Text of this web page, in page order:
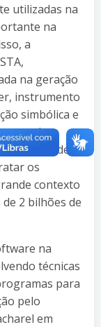
utilizadas na
na
a
na geração
instrumento
simbólica e
de
privacidade
os
contexto
2 bilhões de
na
técnicas
para
pelo
em